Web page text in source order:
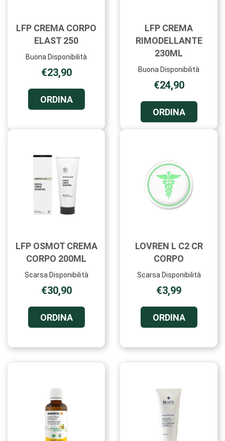
LFP CREMA CORPO
ELAST 250
Buona Disponibilità
€23,90
ORDINA
CREMA
ELAST
LFP CREMA
RIMODELLANTE
230ML
Buona Disponibilità
€24,90
ORDINA
CREMA
LFP OSMOT CREMA
CORPO 200ML
Scarsa Disponibilità
€30,90
ORDINA
OSMOT
CORPO
CARRELLO
LOVREN L C2 CR
CORPO
Scarsa Disponibilità
€3,99
ORDINA
L
CR